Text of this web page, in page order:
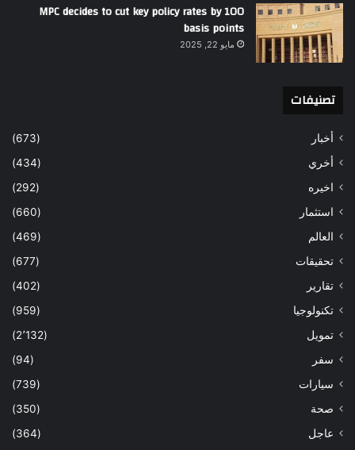
MPC decides to cut key policy rates by 100
basis points
مايو 22, 2025
تصنيفات
أخبار
(673)
أخري
(434)
اخيره
(292)
استثمار
(660)
العالم
(469)
تحقيقات
(677)
تقارير
(402)
تكنولوجيا
(959)
تمويل
(2٬132)
سفر
(94)
سيارات
(739)
صحة
(350)
عاجل
(364)